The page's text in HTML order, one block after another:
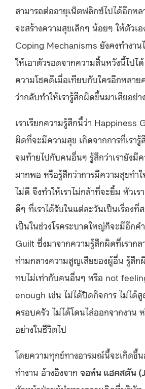
สามารถต่ออายุเน็ตฟลิกซ์ไปได้อีกห
จะสร้างความสุขเล็กๆ น้อยๆ ให้ตัวเ
Coping Mechanisms ยังคงทำงาน
ให้เอาตัวรอดจากความสิ้นหวังนี้ไปไ
ความโชคดีเมื่อเทียบกับใครอีกหลา
ว่ากลับทำให้เรารู้สึกผิดขึ้นมาเสียอย่า
เราเรียกความรู้สึกนี้ว่า Happiness
ผิดที่จะมีความสุข เกิดจากการที่เรารู้
จมท้ายไปกับคนอื่นๆ รู้สึกว่าเรายังมี
มากพอ หรือรู้สึกว่าการมีความสุขทำใ
ไม่ดี จึงทำให้เราไม่กล้าที่จะยิ้ม หัวเร
ดีๆ ที่เราได้รับในแต่ละวันเป็นเรื่องที่
เป็นในช่วงโรคระบาดใหญ่ก็จะมีอีก
Guilt ซึ่งมาจากความรู้สึกผิดที่เราก
ท่ามกลางความสูญเสียของผู้อื่น รู้สึก
ทบไม่เท่ากับคนอื่นๆ หรือ not
enough เช่น ไม่ได้ปิดกิจการ ไม่ได้
ครอบครัว ไม่ได้โดนไล่ออกจากงาน
อย่างในชีวิตไป
โดยความทุกข์ทางอารมณ์นี้จะเกิดขึ้
ทำงาน อ้างอิงจาก จอห์น แฮคสตัน